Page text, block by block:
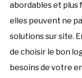
abordables et plus
elles peuvent ne
solutions sur site.
de choisir le bon
besoins de votre